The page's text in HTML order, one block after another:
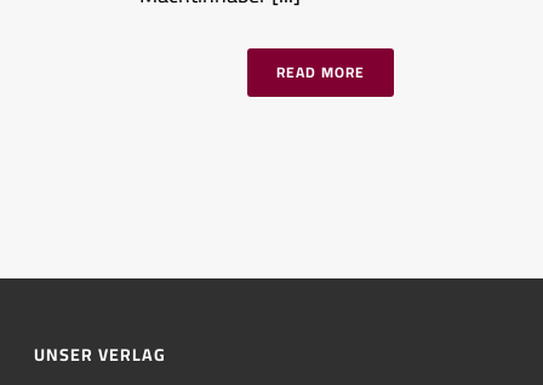
READ MORE
UNSER VERLAG